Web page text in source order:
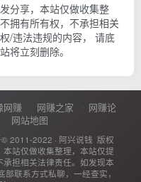
分享，本站仅做收集整
拥有所有权，不承担相关
/违法违规的内容， 请底
将立刻删除。
网赚 网赚之家
网赚论
网站地图
© 2011-2022 · 阿兴说钱 版权
站仅做收集整理，本站仅提
担相关法律责任。如发现本
联系方式私聊，一经查实，